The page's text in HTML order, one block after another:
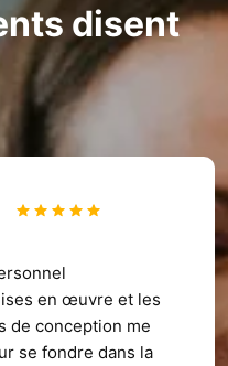
disent
en œuvre et les
de conception me
se fondre dans la